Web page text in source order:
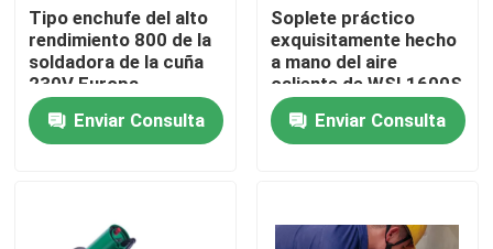
Sobre nosotros
Contactos
Tipo enchufe del alto
rendimiento 800 de la
soldadora de la cuña
230V Europa
Enviar Consulta
Soplete práctico
exquisitamente hecho
a mano del aire
caliente de WSL1600S
1600W
Enviar Consulta